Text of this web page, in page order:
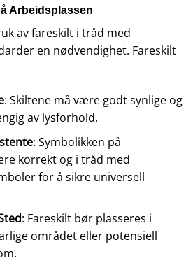
Arbeidsplassen
av fareskilt i tråd med
en nødvendighet. Fareskilt
: Skiltene må være godt synlige og
av lysforhold.
: Symbolikken på
korrekt og i tråd med
for å sikre universell
: Fareskilt bør plasseres i
området eller potensiell